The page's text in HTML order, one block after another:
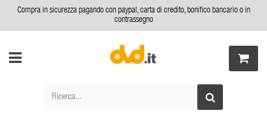
Compra in sicurezza pagando con paypal, carta di credito, bonifico bancario o in
contrassegno